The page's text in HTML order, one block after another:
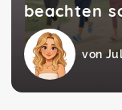
beachten
von